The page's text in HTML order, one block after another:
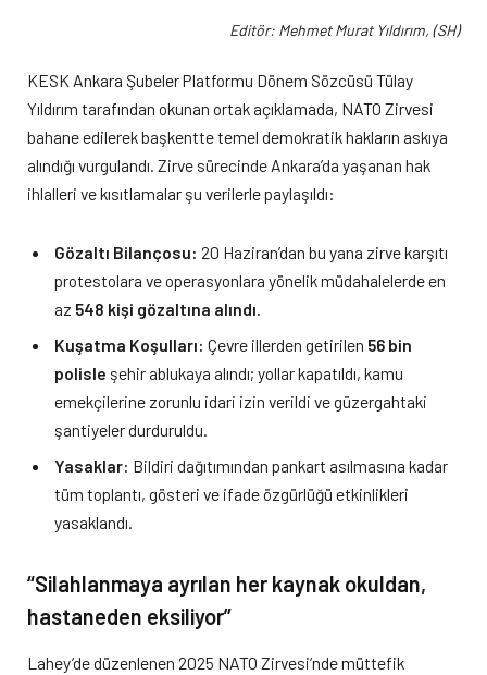
Editör: Mehmet Murat Yıldırım, (SH)
KESK Ankara Şubeler Platformu Dönem Sözcüsü Tülay
Yıldırım tarafından okunan ortak açıklamada, NATO Zirvesi
bahane edilerek başkentte temel demokratik hakların askıya
alındığı vurgulandı. Zirve sürecinde Ankara’da yaşanan hak
ihlalleri ve kısıtlamalar şu verilerle paylaşıldı:
Gözaltı Bilançosu: 20 Haziran’dan bu yana zirve karşıtı
protestolara ve operasyonlara yönelik müdahalelerde en
az 548 kişi gözaltına alındı.
Kuşatma Koşulları: Çevre illerden getirilen 56 bin
polisle şehir ablukaya alındı; yollar kapatıldı, kamu
emekçilerine zorunlu idari izin verildi ve güzergahtaki
şantiyeler durduruldu.
Yasaklar: Bildiri dağıtımından pankart asılmasına kadar
tüm toplantı, gösteri ve ifade özgürlüğü etkinlikleri
yasaklandı.
“Silahlanmaya ayrılan her kaynak okuldan,
hastaneden eksiliyor”
Lahey’de düzenlenen 2025 NATO Zirvesi’nde müttefik